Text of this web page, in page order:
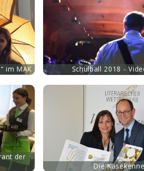
im MAK Schulball 2018 -
der
Die